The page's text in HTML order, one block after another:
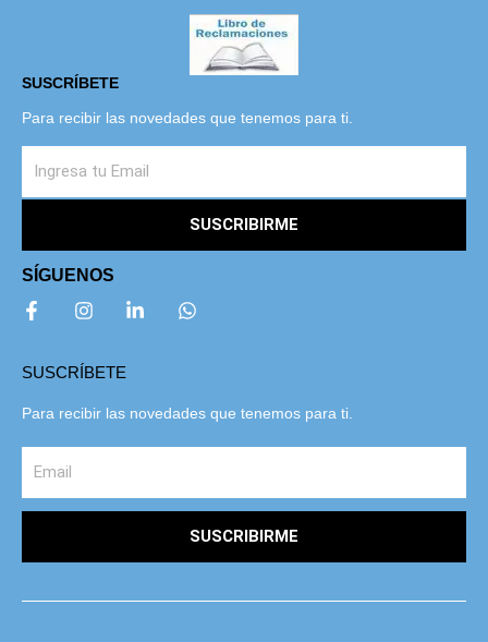
SUSCRÍBETE
Para recibir las novedades que tenemos para ti.
SUSCRIBIRME
SÍGUENOS
SUSCRÍBETE
Para recibir las novedades que tenemos para ti.
SUSCRIBIRME